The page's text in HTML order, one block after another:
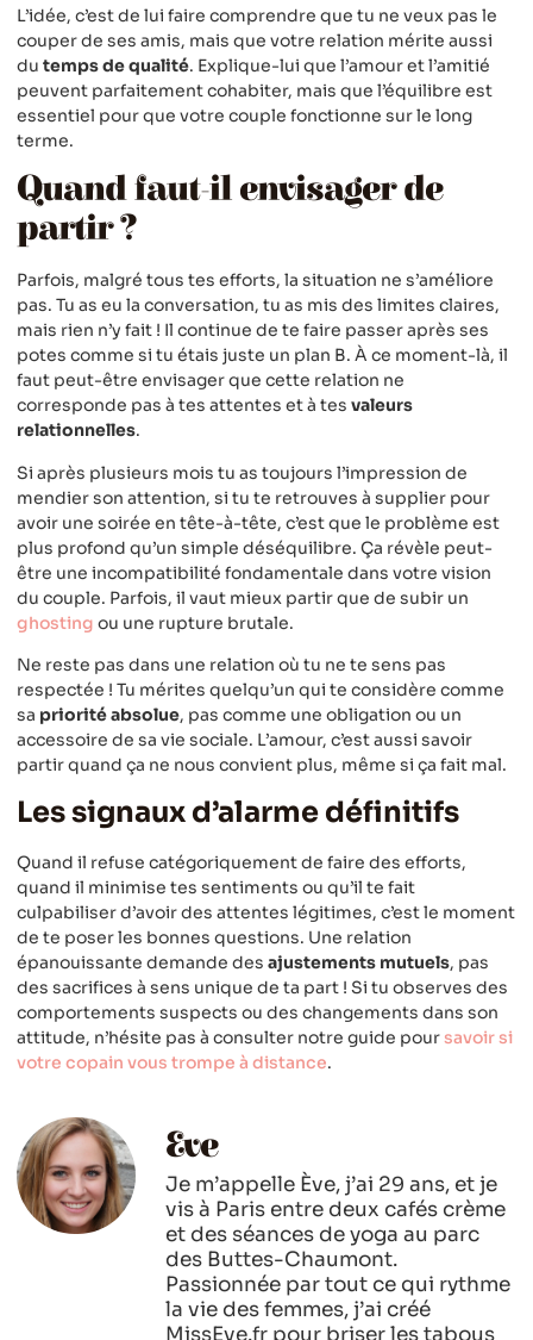
L’idée, c’est de lui faire comprendre que tu ne veux pas le
couper de ses amis, mais que votre relation mérite aussi
du temps de qualité. Explique-lui que l’amour et l’amitié
peuvent parfaitement cohabiter, mais que l’équilibre est
essentiel pour que votre couple fonctionne sur le long
terme.
Quand faut-il envisager de
partir ?
Parfois, malgré tous tes efforts, la situation ne s’améliore
pas. Tu as eu la conversation, tu as mis des limites claires,
mais rien n’y fait ! Il continue de te faire passer après ses
potes comme si tu étais juste un plan B. À ce moment-là, il
faut peut-être envisager que cette relation ne
corresponde pas à tes attentes et à tes valeurs
relationnelles.
Si après plusieurs mois tu as toujours l’impression de
mendier son attention, si tu te retrouves à supplier pour
avoir une soirée en tête-à-tête, c’est que le problème est
plus profond qu’un simple déséquilibre. Ça révèle peut-
être une incompatibilité fondamentale dans votre vision
du couple. Parfois, il vaut mieux partir que de subir un
ghosting ou une rupture brutale.
Ne reste pas dans une relation où tu ne te sens pas
respectée ! Tu mérites quelqu’un qui te considère comme
sa priorité absolue, pas comme une obligation ou un
accessoire de sa vie sociale. L’amour, c’est aussi savoir
partir quand ça ne nous convient plus, même si ça fait mal.
Les signaux d’alarme définitifs
Quand il refuse catégoriquement de faire des efforts,
quand il minimise tes sentiments ou qu’il te fait
culpabiliser d’avoir des attentes légitimes, c’est le moment
de te poser les bonnes questions. Une relation
épanouissante demande des ajustements mutuels, pas
des sacrifices à sens unique de ta part ! Si tu observes des
comportements suspects ou des changements dans son
attitude, n’hésite pas à consulter notre guide poursavoir si
votre copain vous trompe à distance.
Eve
Je m’appelle Ève, j’ai 29 ans, et je
vis à Paris entre deux cafés crème
et des séances de yoga au parc
des Buttes-Chaumont.
Passionnée par tout ce qui rythme
la vie des femmes, j’ai créé
MissEve.fr pour briser les tabous